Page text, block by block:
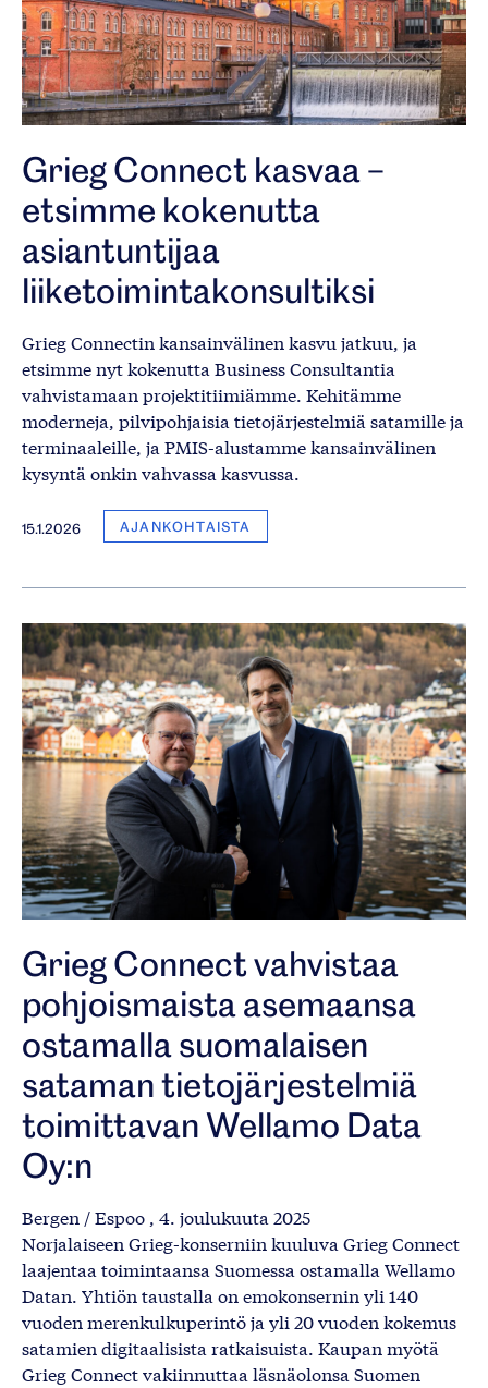
Grieg Connect kasvaa –
etsimme kokenutta
asiantuntijaa
liiketoimintakonsultiksi
Grieg Connectin kansainvälinen kasvu jatkuu, ja
etsimme nyt kokenutta Business Consultantia
vahvistamaan projektitiimiämme. Kehitämme
moderneja, pilvipohjaisia tietojärjestelmiä satamille ja
terminaaleille, ja PMIS-alustamme kansainvälinen
kysyntä onkin vahvassa kasvussa.
15.1.2026 AJANKOHTAISTA
Grieg Connect vahvistaa
pohjoismaista asemaansa
ostamalla suomalaisen
sataman tietojärjestelmiä
toimittavan Wellamo Data
Oy:n
Bergen / Espoo , 4. joulukuuta 2025
Norjalaiseen Grieg-konserniin kuuluva Grieg Connect
laajentaa toimintaansa Suomessa ostamalla Wellamo
Datan. Yhtiön taustalla on emokonsernin yli 140
vuoden merenkulkuperintö ja yli 20 vuoden kokemus
satamien digitaalisista ratkaisuista. Kaupan myötä
Grieg Connect vakiinnuttaa läsnäolonsa Suomen